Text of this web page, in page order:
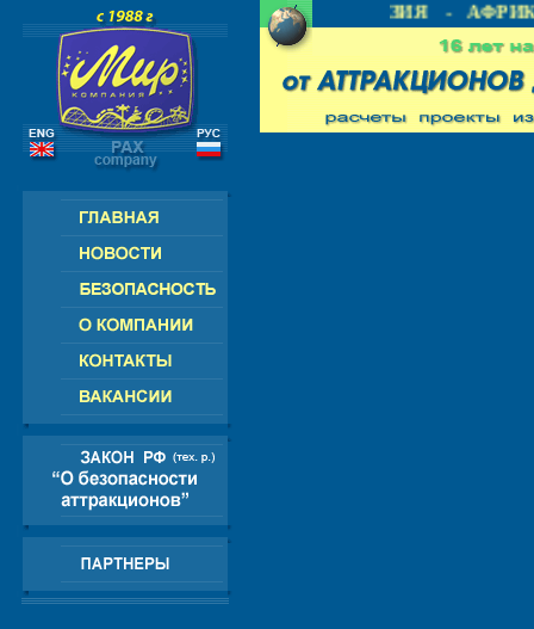
СНГ - ЕВРОПА - АМЕРИКА - АЗИЯ - АФРИКА